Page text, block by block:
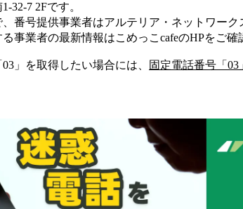
32-7 2Fです。
、番号提供事業者はアルテリア・ネットワーク
事業者の最新情報はこめっこcafeのHPをご確
03 」を取得したい場合には、 固定電話番号「 03